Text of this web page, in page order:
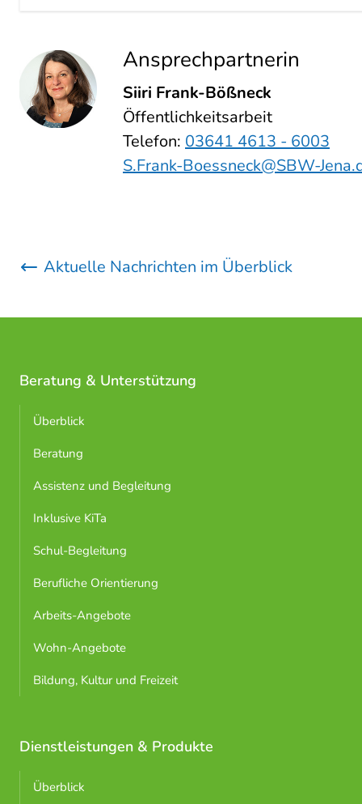
Ansprechpartnerin
Siiri Frank-Bößneck
Öffentlichkeitsarbeit
Telefon: 03641 4613 - 6003
S.Frank-Boessneck@SBW-
Aktuelle Nachrichten im Überblick
Beratung & Unterstützung
Überblick
Beratung
Assistenz und Begleitung
Inklusive KiTa
Schul-Begleitung
Berufliche Orientierung
Arbeits-Angebote
Wohn-Angebote
Bildung, Kultur und Freizeit
Dienstleistungen & Produkte
Überblick